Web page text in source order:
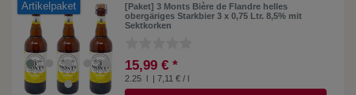
Artikelpaket
[Paket] 3 Monts Bière de Flandre helles
obergäriges Starkbier 3 x 0,75 Ltr. 8,5% mit
Sektkorken
15,99 € *
2.25 l | 7,11 € / l